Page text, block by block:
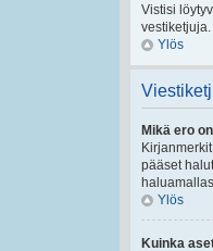
Vistisi
Ylös
Mikä ero
pääset
Ylös
Kuinka